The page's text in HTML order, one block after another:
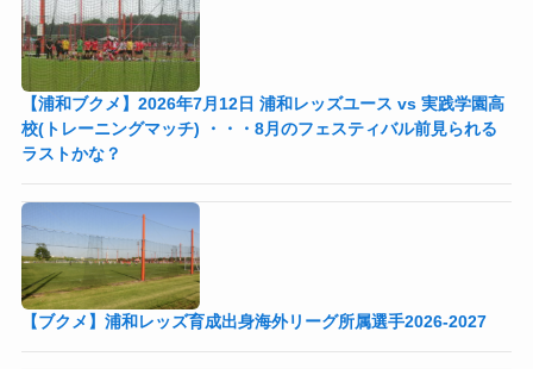
【浦和ブクメ】2026年7月12日 浦和レッズユース vs 実践学園高
校(トレーニングマッチ) ・・・8月のフェスティバル前見られる
ラストかな？
【ブクメ】浦和レッズ育成出身海外リーグ所属選手2026-2027